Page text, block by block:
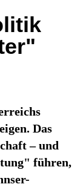
Das
– und
führen,